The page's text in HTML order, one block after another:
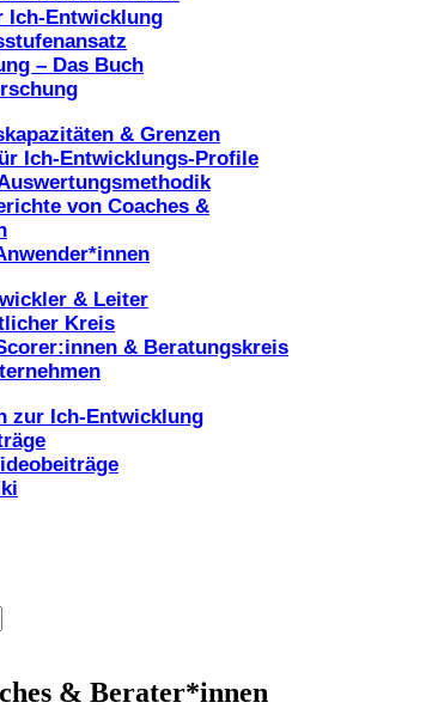
Ich-Entwicklung
– Das Buch
& Grenzen
Ich-Entwicklungs-Profile
von Coaches &
& Leiter
Kreis
& Beratungskreis
zur Ich-Entwicklung
& Berater*innen